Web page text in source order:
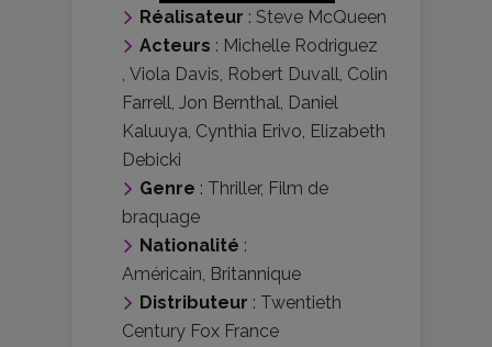
Réalisateur : Steve McQueen
Acteurs : Michelle Rodriguez
Viola Davis Robert Duvall Colin
Farrell Jon Bernthal Daniel
Kaluuya Cynthia Erivo Elizabeth
Debicki
Genre : Thriller, Film de
braquage
Nationalité :
Américain Britannique
Distributeur : Twentieth
Century Fox France